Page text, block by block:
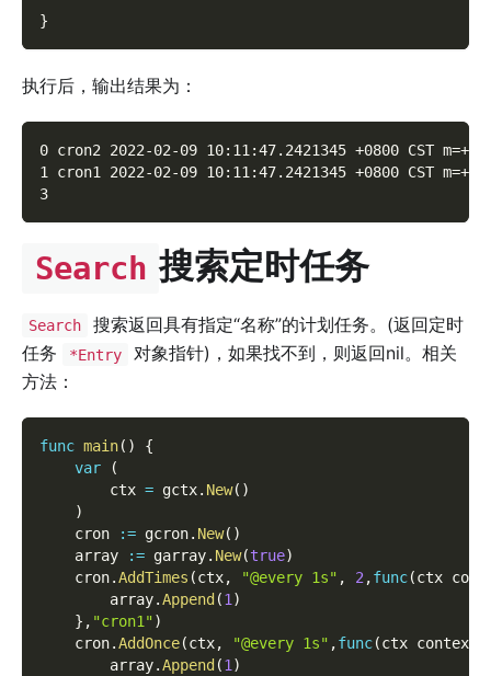
}
执行后，输出结果为：
0 cron2 2022-02-09 10:11:47.2421345 +0800 CST
1 cron1 2022-02-09 10:11:47.2421345 +0800 CST
3
Search 搜索定时任务
Search
搜索返回具有指定“名称”的计划任务。(返回定时
任务
*Entry
对象指针)，如果找不到，则返回nil。相关
方法：
func main( )
{
var
(
        ctx
= gctx. New( )
)
    cron
:= gcron. New( )
    array
:= garray. New(true)
    cron
.AddTimes (ctx, "@every 1s" , 2,func(ctx
        array
.Append (1)
} , "cron1")
    cron
.AddOnce(ctx, "@every 1s" ,func(ctx context
        array
.Append (1)